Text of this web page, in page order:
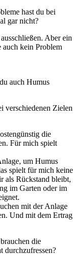
hast du bei
gar nicht?
Aber ein
auch kein Problem
auch Humus
verschiedenen Zielen
die
Für mich spielt
um Humus
spielt für mich keine
als Rückstand bleibt,
im Garten oder im
mit der Anlage
Und mit dem Ertrag
die
durchzufressen?